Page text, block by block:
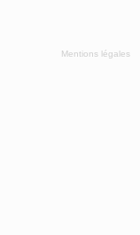
Mentions légales